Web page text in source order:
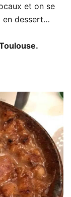
et on se
en dessert…